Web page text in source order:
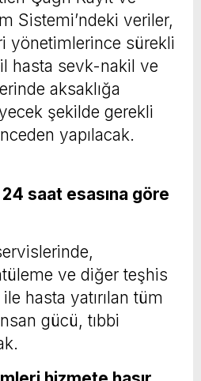
Sistemi’ndeki veriler,
yönetimlerince sürekli
hasta sevk-nakil ve
aksaklığa
şekilde gerekli
yapılacak.
saat esasına göre
ve diğer teşhis
hasta yatırılan tüm
gücü, tıbbi